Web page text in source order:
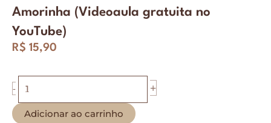
Amorinha (Videoaula gratuita no
YouTube)
R$ 15,90
-
meu
trabalho
+
Adicionar ao carrinho